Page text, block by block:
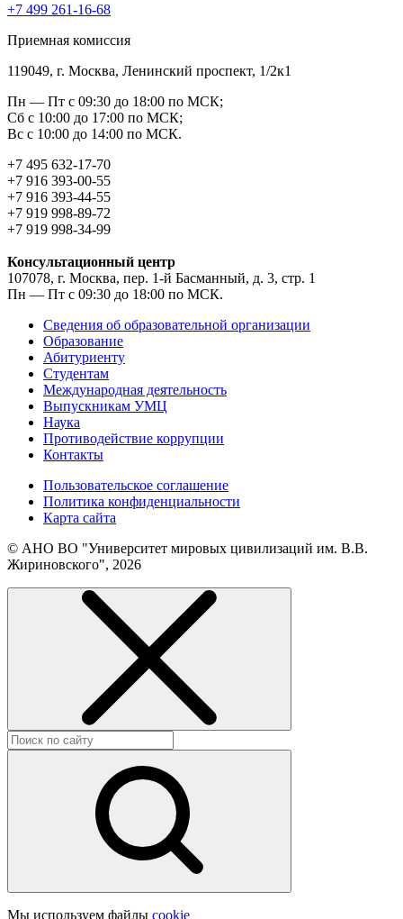
+7 499 261-16-68
Приемная комиссия
119049, г. Москва, Ленинский проспект, 1/2к1
Пн — Пт с 09:30 до 18:00 по МСК;
Сб с 10:00 до 17:00 по МСК;
Вс с 10:00 до 14:00 по МСК.
+7 495 632-17-70
+7 916 393-00-55
+7 916 393-44-55
+7 919 998-89-72
+7 919 998-34-99
Консультационный центр
107078, г. Москва, пер. 1-й Басманный, д. 3, стр. 1
Пн — Пт с 09:30 до 18:00 по МСК.
Сведения об образовательной организации
Образование
Абитуриенту
Студентам
Международная деятельность
Выпускникам УМЦ
Наука
Противодействие коррупции
Контакты
Пользовательское соглашение
Политика конфиденциальности
Карта сайта
© АНО ВО "Университет мировых цивилизаций им. В.В.
Жириновского", 2026
Мы используем файлы cookie